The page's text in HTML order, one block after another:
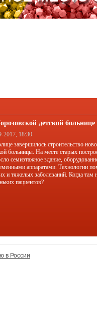
детской
2017, 18:30
завершилось строительство
больницы. На месте старых
семиэтажное здание,
аппаратами. Технологии
и тяжелых заболеваний. Когда там
пациентов?
в России